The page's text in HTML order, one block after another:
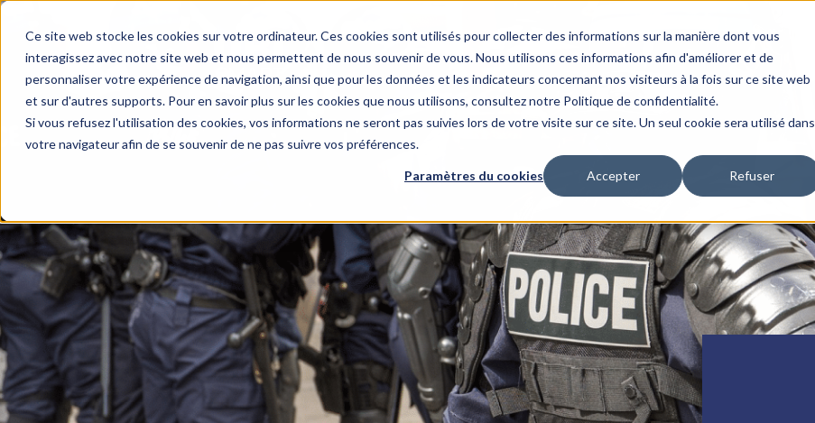
Ce site web stocke les cookies sur votre ordinateur. Ces cookies sont utilisés pour collecter des informations sur la manière dont vous
interagissez avec notre site web et nous permettent de nous souvenir de vous. Nous utilisons ces informations afin d'améliorer et de
personnaliser votre expérience de navigation, ainsi que pour les données et les indicateurs concernant nos visiteurs à la fois sur ce site web
et sur d'autres supports. Pour en savoir plus sur les cookies que nous utilisons, consultez notre Politique de confidentialité.
Si vous refusez l'utilisation des cookies, vos informations ne seront pas suivies lors de votre visite sur ce site. Un seul cookie sera utilisé dans
votre navigateur afin de se souvenir de ne pas suivre vos préférences.
Paramètres du cookies Accepter Refuser